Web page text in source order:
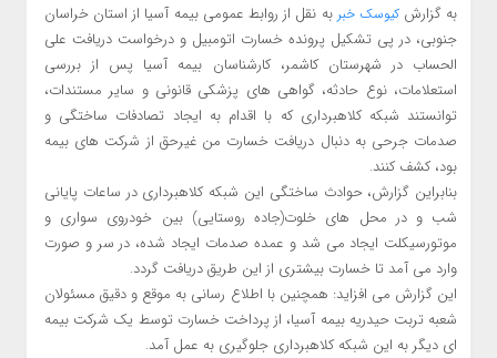
به گزارشکیوسک خبر به نقل از روابط عمومی بیمه آسیا از استان خراسان
جنوبی، در پی تشکیل پرونده خسارت اتومبیل و درخواست دریافت علی
الحساب در شهرستان کاشمر، کارشناسان بیمه آسیا پس از بررسی
استعلامات، نوع حادثه، گواهی های پزشکی قانونی و سایر مستندات،
توانستند شبکه کلاهبرداری که با اقدام به ایجاد تصادفات ساختگی و
صدمات جرحی به دنبال دریافت خسارت من غیرحق از شرکت های بیمه
بود، کشف کنند.
بنابراین گزارش، حوادث ساختگی این شبکه کلاهبرداری در ساعات پایانی
شب و در محل های خلوت(جاده روستایی) بین خودروی سواری و
موتورسیکلت ایجاد می شد و عمده صدمات ایجاد شده، در سر و صورت
وارد می آمد تا خسارت بیشتری از این طریق دریافت گردد.
این گزارش می افزاید: همچنین با اطلاع رسانی به موقع و دقیق مسئولان
شعبه تربت حیدریه بیمه آسیا، از پرداخت خسارت توسط یک شرکت بیمه
ای دیگر به این شبکه کلاهبرداری جلوگیری به عمل آمد.